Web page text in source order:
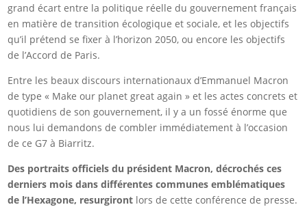
grand écart entre la politique réelle du gouvernement français
en matière de transition écologique et sociale, et les objectifs
qu’il prétend se fixer à l’horizon 2050, ou encore les objectifs
de l’Accord de Paris.
Entre les beaux discours internationaux d’Emmanuel Macron
de type « Make our planet great again » et les actes concrets et
quotidiens de son gouvernement, il y a un fossé énorme que
nous lui demandons de combler immédiatement à l’occasion
de ce G7 à Biarritz.
Des portraits officiels du président Macron, décrochés ces
derniers mois dans différentes communes emblématiques
de l’Hexagone, resurgiront lors de cette conférence de presse.